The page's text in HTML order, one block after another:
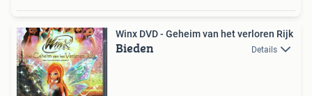
Winx DVD - Geheim van het verloren Rijk
Bieden Details